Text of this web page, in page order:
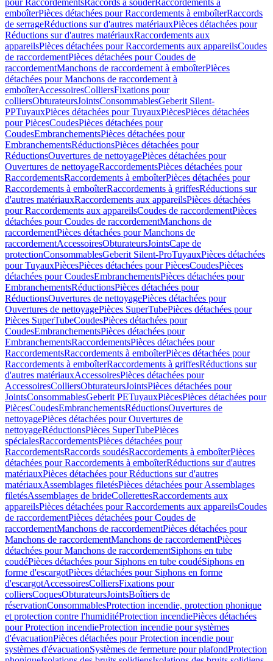
pour RaccordementsRaccords à souderRaccordements à
emboîterPièces détachées pour Raccordements à emboîterRaccords
de serrageRéductions sur d'autres matériauxPièces détachées pour
Réductions sur d'autres matériauxRaccordements aux
appareilsPièces détachées pour Raccordements aux appareilsCoudes
de raccordementPièces détachées pour Coudes de
raccordementManchons de raccordement à emboîterPièces
détachées pour Manchons de raccordement à
emboîterAccessoiresColliersFixations pour
colliersObturateursJointsConsommablesGeberit Silent-
PPTuyauxPièces détachées pour TuyauxPiècesPièces détachées
pour PiècesCoudesPièces détachées pour
CoudesEmbranchementsPièces détachées pour
EmbranchementsRéductionsPièces détachées pour
RéductionsOuvertures de nettoyagePièces détachées pour
Ouvertures de nettoyageRaccordementsPièces détachées pour
RaccordementsRaccordements à emboîterPièces détachées pour
Raccordements à emboîterRaccordements à griffesRéductions sur
d'autres matériauxRaccordements aux appareilsPièces détachées
pour Raccordements aux appareilsCoudes de raccordementPièces
détachées pour Coudes de raccordementManchons de
raccordementPièces détachées pour Manchons de
raccordementAccessoiresObturateursJointsCape de
protectionConsommablesGeberit Silent-ProTuyauxPièces détachées
pour TuyauxPiècesPièces détachées pour PiècesCoudesPièces
détachées pour CoudesEmbranchementsPièces détachées pour
EmbranchementsRéductionsPièces détachées pour
RéductionsOuvertures de nettoyagePièces détachées pour
Ouvertures de nettoyagePièces SuperTubePièces détachées pour
Pièces SuperTubeCoudesPièces détachées pour
CoudesEmbranchementsPièces détachées pour
EmbranchementsRaccordementsPièces détachées pour
RaccordementsRaccordements à emboîterPièces détachées pour
Raccordements à emboîterRaccordements à griffesRéductions sur
d'autres matériauxAccessoiresPièces détachées pour
AccessoiresColliersObturateursJointsPièces détachées pour
JointsConsommablesGeberit PETuyauxPiècesPièces détachées pour
PiècesCoudesEmbranchementsRéductionsOuvertures de
nettoyagePièces détachées pour Ouvertures de
nettoyageRéductionsPièces SuperTubePièces
spécialesRaccordementsPièces détachées pour
RaccordementsRaccords soudésRaccordements à emboîterPièces
détachées pour Raccordements à emboîterRéductions sur d'autres
matériauxPièces détachées pour Réductions sur d'autres
matériauxAssemblages filetésPièces détachées pour Assemblages
filetésAssemblages de brideCollerettesRaccordements aux
appareilsPièces détachées pour Raccordements aux appareilsCoudes
de raccordementPièces détachées pour Coudes de
raccordementManchons de raccordementPièces détachées pour
Manchons de raccordementManchons de raccordementPièces
détachées pour Manchons de raccordementSiphons en tube
coudéPièces détachées pour Siphons en tube coudéSiphons en
forme d'escargotPièces détachées pour Siphons en forme
d'escargotAccessoiresColliersFixations pour
colliersCoquesObturateursJointsBoîtiers de
réservationConsommablesProtection incendie, protection phonique
et protection contre l'humiditéProtection incendiePièces détachées
pour Protection incendieProtection incendie pour systèmes
d'évacuationPièces détachées pour Protection incendie pour
systèmes d'évacuationSystèmes de fermeture pour plafondProtection